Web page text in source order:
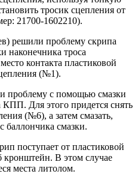
тросик сцепления от
21700-1602210).
решили проблему скрипа
наконечника троса
контакта пластиковой
(№1).
проблему с помощью смазки
Для этого придется снять
(№6), а затем смазать,
баллончика смазки.
поступает от пластиковой
кронштейн. В этом случае
места литолом.